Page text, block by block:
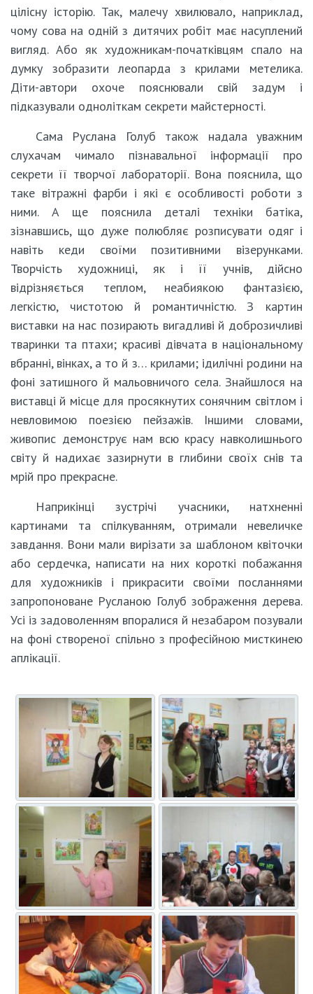
цілісну історію. Так, малечу хвилювало, наприклад,
чому сова на одній з дитячих робіт має насуплений
вигляд. Або як художникам-початківцям спало на
думку зобразити леопарда з крилами метелика.
Діти-автори охоче пояснювали свій задум і
підказували одноліткам секрети майстерності.
Сама Руслана Голуб також надала уважним
слухачам чимало пізнавальної інформації про
секрети її творчої лабораторії. Вона пояснила, що
таке вітражні фарби і які є особливості роботи з
ними. А ще пояснила деталі техніки батіка,
зізнавшись, що дуже полюбляє розписувати одяг і
навіть кеди своїми позитивними візерунками.
Творчість художниці, як і її учнів, дійсно
відрізняється теплом, неабиякою фантазією,
легкістю, чистотою й романтичністю. З картин
виставки на нас позирають вигадливі й доброзичливі
тваринки та птахи; красиві дівчата в національному
вбранні, вінках, а то й з… крилами; ідилічні родини на
фоні затишного й мальовничого села. Знайшлося на
виставці й місце для просякнутих сонячним світлом і
невловимою поезією пейзажів. Іншими словами,
живопис демонструє нам всю красу навколишнього
світу й надихає зазирнути в глибини своїх снів та
мрій про прекрасне.
Наприкінці зустрічі учасники, натхненні
картинами та спілкуванням, отримали невеличке
завдання. Вони мали вирізати за шаблоном квіточки
або сердечка, написати на них короткі побажання
для художників і прикрасити своїми посланнями
запропоноване Русланою Голуб зображення дерева.
Усі із задоволенням впоралися й незабаром позували
на фоні створеної спільно з професійною мисткинею
аплікації.